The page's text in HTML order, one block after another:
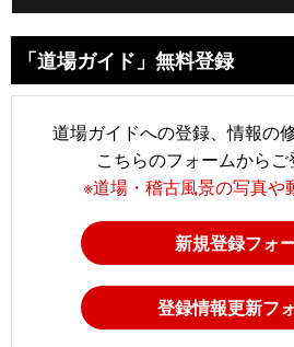
「道場ガイド」無料登録
道場ガイドへの登録、情報の
こちらのフォームからご
※道場・稽古風景の写真や
新規登録フォ
登録情報更新フ